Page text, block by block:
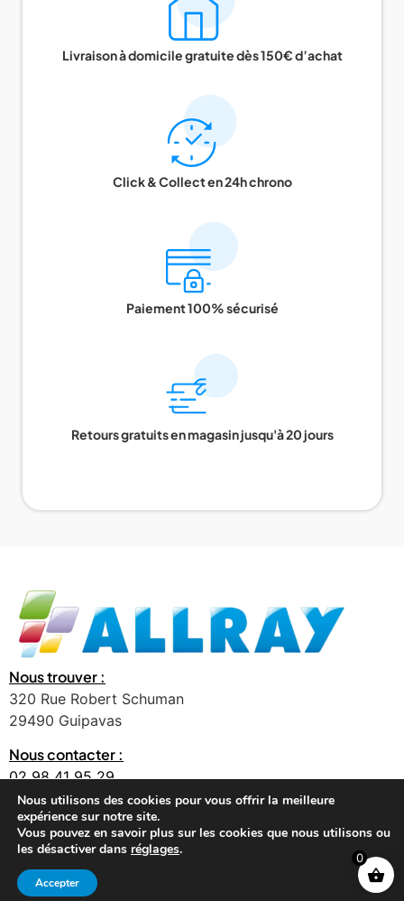
Livraison à domicile gratuite dès 150€ d’achat
Click & Collect en 24h chrono
Paiement 100% sécurisé
Retours gratuits en magasin jusqu'à 20 jours
Nous trouver :
320 Rue Robert Schuman
29490 Guipavas
Nous contacter :
02 98 41 95 29
contact@allray.bzh
Mentions légales
Nous utilisons des cookies pour vous offrir la meilleure
expérience sur notre site.
Vous pouvez en savoir plus sur les cookies que nous utilisons ou
les désactiver dans réglages.
Accepter
0